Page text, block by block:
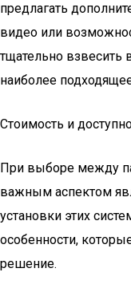
предлагать
видео или
тщательно
наиболее
Стоимость и
При выборе между
важным аспектом
установки этих
особенности,
решение.